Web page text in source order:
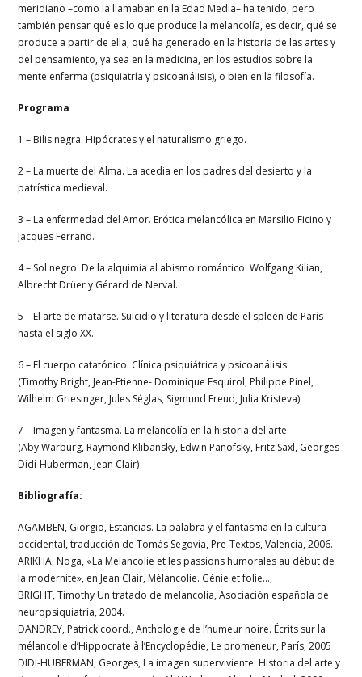
meridiano –como la llamaban en la Edad Media– ha tenido, pero
también pensar qué es lo que produce la melancolía, es decir, qué se
produce a partir de ella, qué ha generado en la historia de las artes y
del pensamiento, ya sea en la medicina, en los estudios sobre la
mente enferma (psiquiatría y psicoanálisis), o bien en la filosofía.
Programa
1 – Bilis negra. Hipócrates y el naturalismo griego.
2 – La muerte del Alma. La acedia en los padres del desierto y la
patrística medieval.
3 – La enfermedad del Amor. Erótica melancólica en Marsilio Ficino y
Jacques Ferrand.
4 – Sol negro: De la alquimia al abismo romántico. Wolfgang Kilian,
Albrecht Drüer y Gérard de Nerval.
5 – El arte de matarse. Suicidio y literatura desde el spleen de París
hasta el siglo XX.
6 – El cuerpo catatónico. Clínica psiquiátrica y psicoanálisis.
(Timothy Bright, Jean-Etienne- Dominique Esquirol, Philippe Pinel,
Wilhelm Griesinger, Jules Séglas, Sigmund Freud, Julia Kristeva).
7 – Imagen y fantasma. La melancolía en la historia del arte.
(Aby Warburg, Raymond Klibansky, Edwin Panofsky, Fritz Saxl, Georges
Didi-Huberman, Jean Clair)
Bibliografía:
AGAMBEN, Giorgio, Estancias. La palabra y el fantasma en la cultura
occidental, traducción de Tomás Segovia, Pre-Textos, Valencia, 2006.
ARIKHA, Noga, «La Mélancolie et les passions humorales au début de
la modernité», en Jean Clair, Mélancolie. Génie et folie…,
BRIGHT, Timothy Un tratado de melancolía, Asociación española de
neuropsiquiatría, 2004.
DANDREY, Patrick coord., Anthologie de l’humeur noire. Écrits sur la
mélancolie d’Hippocrate à l’Encyclopédie, Le promeneur, París, 2005
DIDI-HUBERMAN, Georges, La imagen superviviente. Historia del arte y